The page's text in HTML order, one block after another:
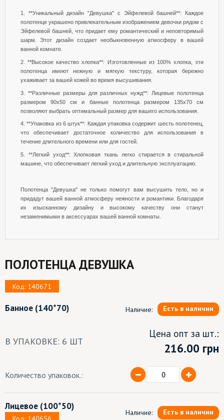
1. **Уникальный дизайн "Девушка" с Эйфелевой башней**: Каждое
полотенце украшено привлекательным изображением девочки рядом с
Эйфелевой башней, что придает ему романтический и неповторимый
шарм. Этот дизайн создает необыкновенную атмосферу в вашей
ванной комнате.
2. **Высокое качество хлопка**: Изготовленные из 100% хлопка, эти
полотенца имеют нежную и мягкую текстуру, которая бережно
ухаживает за вашей кожей во время высушивания.
3. **Различные размеры для различных нужд**: Лицевые полотенца
размером 90x50 см и банные полотенца размером 135x70 см
позволяют выбрать оптимальный размер для вашего использования.
4. **Упаковка из 6 штук**: Каждая упаковка содержит шесть полотенец,
что обеспечивает достаточное количество для использования в
течение длительного времени или для гостей.
5. **Легкий уход**: Хлопковая ткань легко стирается в стиральной
машине, что обеспечивает легкий уход и длительную эксплуатацию.
Полотенца "Девушка" не только помогут вам высушить тело, но и
придадут вашей ванной атмосферу нежности и романтики. Благодаря
их изысканному дизайну и высокому качеству они станут
незаменимыми в аксессуарах вашей ванной комнаты.
ПОЛОТЕНЦА ДЕВУШКА
Код: 140671
Банное (140*70) Наличие: Есть в наличии
В УПАКОВКЕ: 6 ШТ
Цена опт за шт.:
216.00 грн
Количество упаковок.:
Лицевое (100*50)
Наличие: Есть в наличии